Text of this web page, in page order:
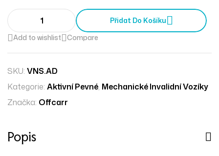
Přidat Do Košíku
Add to wishlist
Compare
SKU: VNS.AD
Kategorie: Aktivní Pevné, Mechanické Invalidní Vozíky
Značka: Offcarr
Popis